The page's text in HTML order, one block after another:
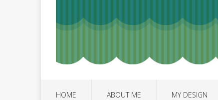
HOME ABOUT ME MY DESIGN